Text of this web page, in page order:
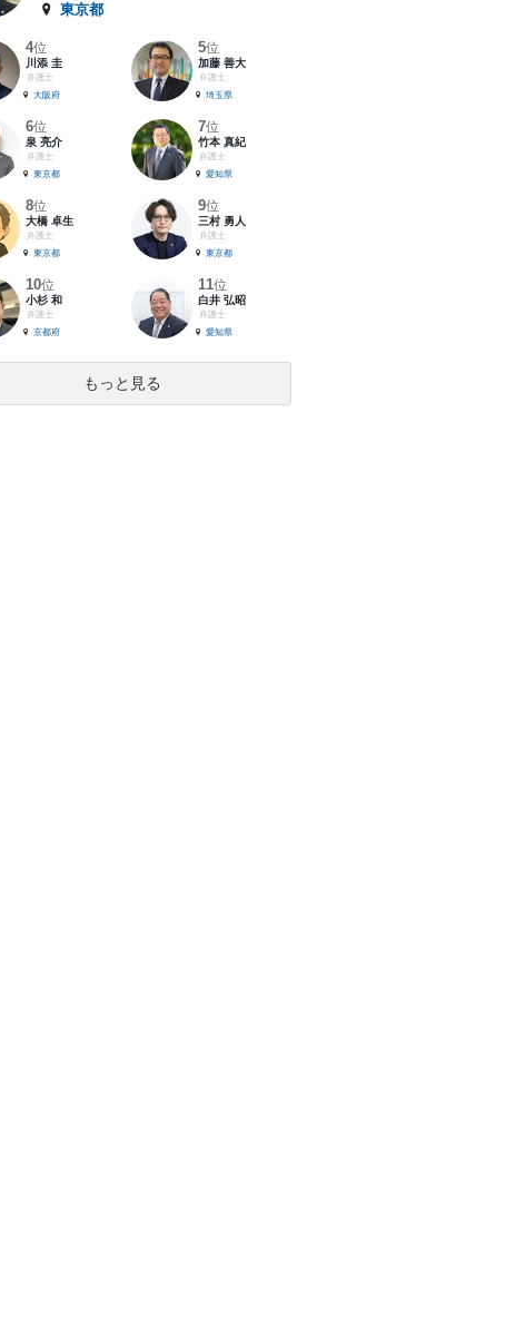
東京都
4位
川添 圭
弁護士
大阪府
5位
加藤 善大
弁護士
埼玉県
6位
泉 亮介
弁護士
東京都
7位
竹本 真紀
弁護士
愛知県
8位
大橋 卓生
弁護士
東京都
9位
三村 勇人
弁護士
東京都
10位
小杉 和
弁護士
京都府
11位
白井 弘昭
弁護士
愛知県
もっと見る